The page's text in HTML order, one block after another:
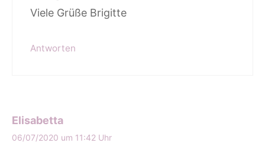
Viele Grüße Brigitte
Antworten
Elisabetta
06/07/2020 um 11:42 Uhr